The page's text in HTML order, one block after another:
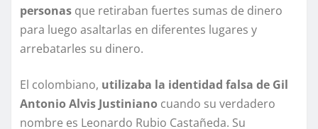
personas que retiraban fuertes sumas de dinero
para luego asaltarlas en diferentes lugares y
arrebatarles su dinero.
El colombiano, utilizaba la identidad falsa de Gil
Antonio Alvis Justiniano cuando su verdadero
nombre es Leonardo Rubio Castañeda. Su